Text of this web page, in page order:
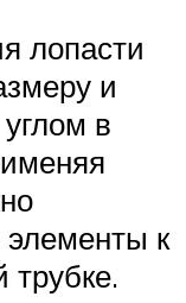
лопасти
и
в
к
трубке.